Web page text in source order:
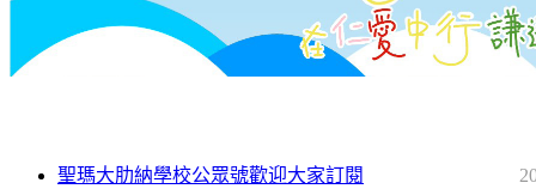
聖瑪大肋納學校公眾號歡迎大家訂閱